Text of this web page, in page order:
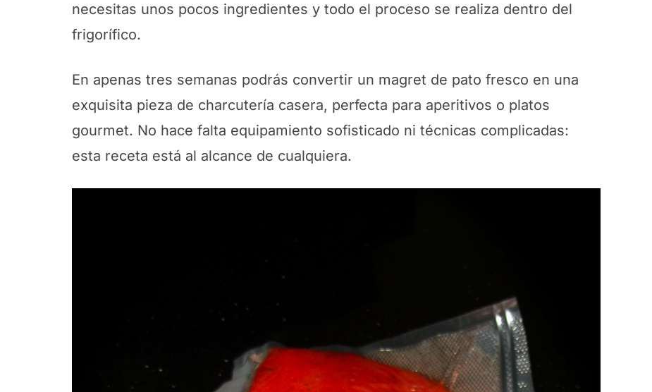
necesitas unos pocos ingredientes y todo el proceso se realiza dentro del
frigorífico.
En apenas tres semanas podrás convertir un magret de pato fresco en una
exquisita pieza de charcutería casera, perfecta para aperitivos o platos
gourmet. No hace falta equipamiento sofisticado ni técnicas complicadas:
esta receta está al alcance de cualquiera.